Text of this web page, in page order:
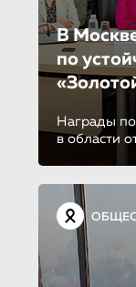
В
по
Награды
в области